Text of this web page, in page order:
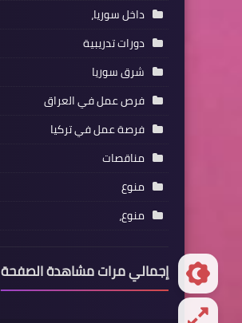
داخل سوريا،
دورات تدريبية
شرق سوريا
فرص عمل في العراق
فرصة عمل في تركيا
مناقصات
منوع
منوع،
إجمالي مرات مشاهدة الصفحة